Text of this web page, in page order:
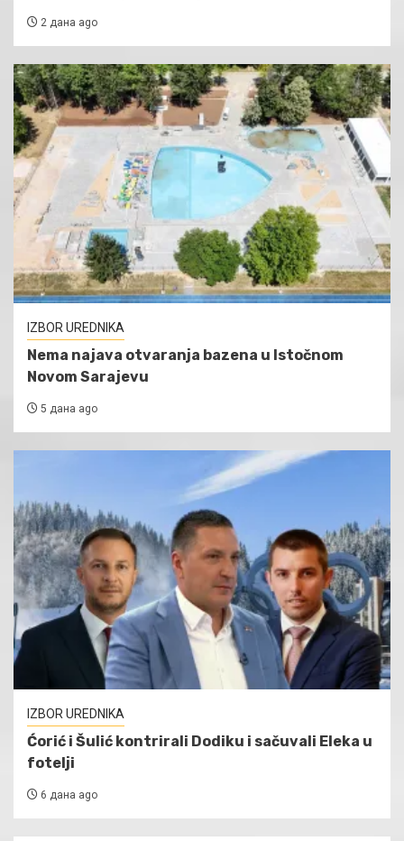
2 дана ago
IZBOR UREDNIKA
Nema najava otvaranja bazena u Istočnom
Novom Sarajevu
5 дана ago
IZBOR UREDNIKA
Ćorić i Šulić kontrirali Dodiku i sačuvali Eleka u
fotelji
6 дана ago